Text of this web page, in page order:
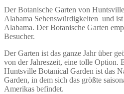
Der Botanische Garten von
Alabama Sehenswürdigkeiten und
Alabama. Der Botanische Garten
Besucher.
Der Garten ist das ganze Jahr über
von der Jahreszeit, eine tolle Option.
Huntsville Botanical Garden ist das
Garden, in dem sich das größte
Amerikas befindet.